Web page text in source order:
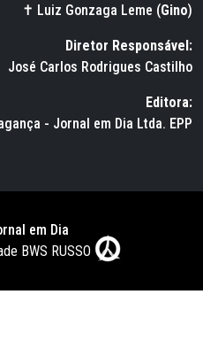
✝ Luiz Gonzaga Leme (Gino)
Diretor Responsável:
José Carlos Rodrigues Castilho
Editora:
- Jornal em Dia Ltda. EPP
em Dia
BWS RUSSO